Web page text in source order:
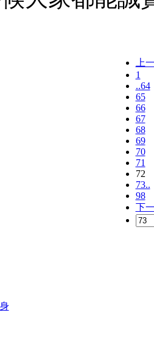
上
1
..64
65
66
67
68
69
70
71
72
73..
98
下